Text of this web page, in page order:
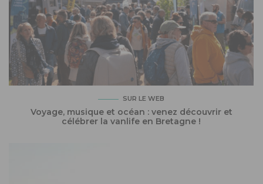
SUR LE WEB
Voyage, musique et océan : venez découvrir et
célébrer la vanlife en Bretagne !